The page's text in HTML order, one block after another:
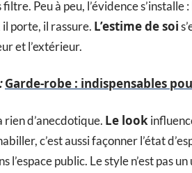
filtre. Peu à peu, l’évidence
porte, il rassure. L’estime de soi
et l’extérieur.
Garde-robe : indispensables
rien d’anecdotique. Le look
c’est aussi façonner l’état
l’espace public. Le style n’est pas